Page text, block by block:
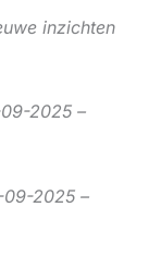
inzichten
2025 –
2025 –